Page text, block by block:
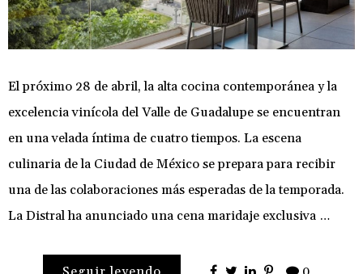
El próximo 28 de abril, la alta cocina contemporánea y la
excelencia vinícola del Valle de Guadalupe se encuentran
en una velada íntima de cuatro tiempos. La escena
culinaria de la Ciudad de México se prepara para recibir
una de las colaboraciones más esperadas de la temporada.
La Distral ha anunciado una cena maridaje exclusiva …